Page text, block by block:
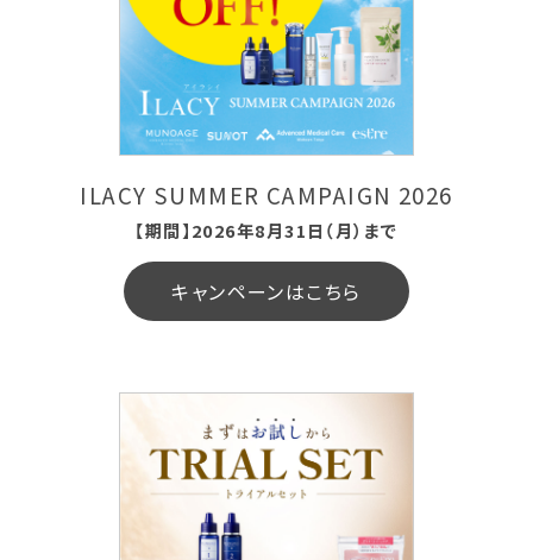
提携ブランド
SWISS PERFECTION
スイス・パーフェクション
Noage
ブランド一覧
ILACY SUMMER CAMPAIGN 2026
【期間】2026年8月31日（月）まで
キャンペーンはこちら